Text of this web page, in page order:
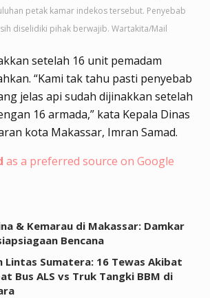
petak kamar indekos tersebut. Penyebab
diselidiki pihak berwajib. Wartakita/Mail
setelah 16 unit pemadam
“Kami tak tahu pasti penyebab
jelas api sudah dijinakkan setelah
16 armada,” kata Kepala Dinas
kota Makassar, Imran Samad.
as a preferred source on Google
& Kemarau di Makassar: Damkar
Bencana
Lintas Sumatera: 16 Tewas Akibat
Bus ALS vs Truk Tangki BBM di